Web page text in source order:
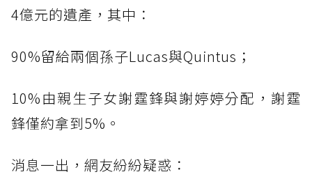
4億元的遺產，其中：
90%留給兩個孫子Lucas與Quintus；
10%由親生子女謝霆鋒與謝婷婷分配，謝霆
鋒僅約拿到5%。
消息一出，網友紛紛疑惑：